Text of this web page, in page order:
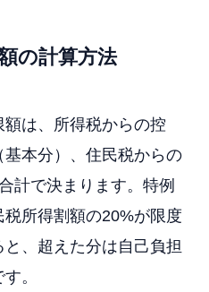
の計算方法
は、所得税からの控
本分）、住民税からの
計で決まります。特例
所得割額の20%が限度
、超えた分は自己負担
。